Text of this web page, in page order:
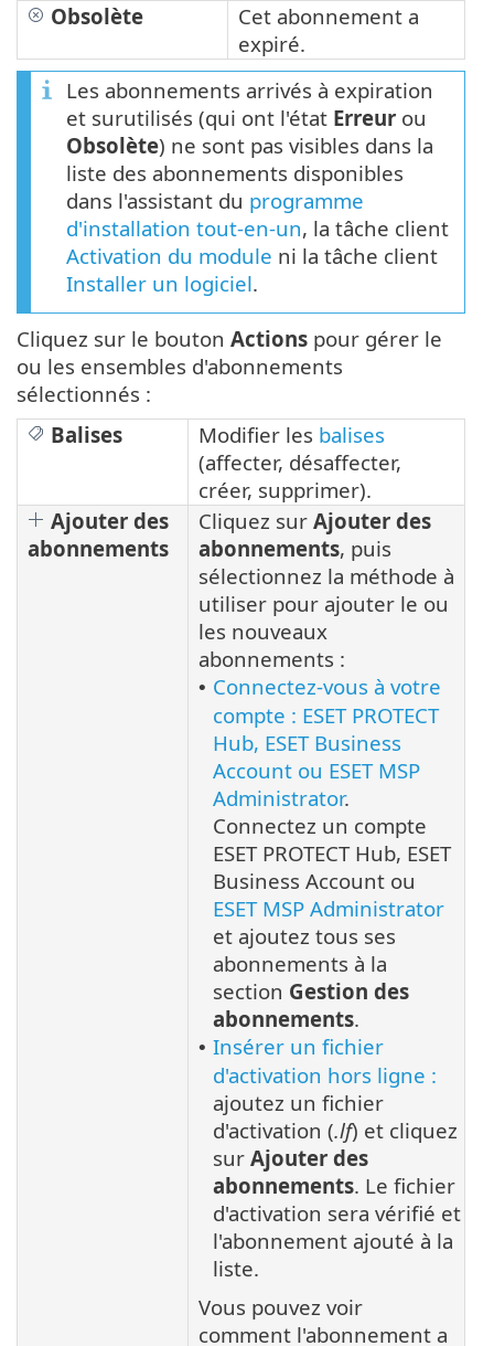
Obsolète
Cet abonnement a
expiré.
Les abonnements arrivés à expiration
et surutilisés (qui ont l'état Erreur ou
Obsolète) ne sont pas visibles dans la
liste des abonnements disponibles
dans l'assistant du programme
d'installation tout-en-un, la tâche client
Activation du module ni la tâche client
Installer un logiciel.
Cliquez sur le bouton Actions pour gérer le
ou les ensembles d'abonnements
sélectionnés :
Balises
Modifier les balises
(affecter, désaffecter,
créer, supprimer).
Ajouter des
abonnements
Cliquez sur Ajouter des
abonnements, puis
sélectionnez la méthode à
utiliser pour ajouter le ou
les nouveaux
abonnements :
• Connectez-vous à votre
compte : ESET PROTECT
Hub, ESET Business
Account ou ESET MSP
Administrator.
Connectez un compte
ESET PROTECT Hub, ESET
Business Account ou
ESET MSP Administrator
et ajoutez tous ses
abonnements à la
section Gestion des
abonnements.
• Insérer un fichier
d'activation hors ligne :
ajoutez un fichier
d'activation (.lf) et cliquez
sur Ajouter des
abonnements. Le fichier
d'activation sera vérifié et
l'abonnement ajouté à la
liste.
Vous pouvez voir
comment l'abonnement a